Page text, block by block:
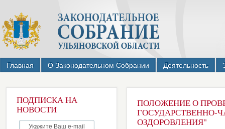
Главная О Законодательном Собрании Деятельность
ПОДПИСКА НА
НОВОСТИ
ПОЛОЖЕНИЕ О
ГОСУДАРСТВЕННО-
ОЗДОРОВЛЕНИЯ"